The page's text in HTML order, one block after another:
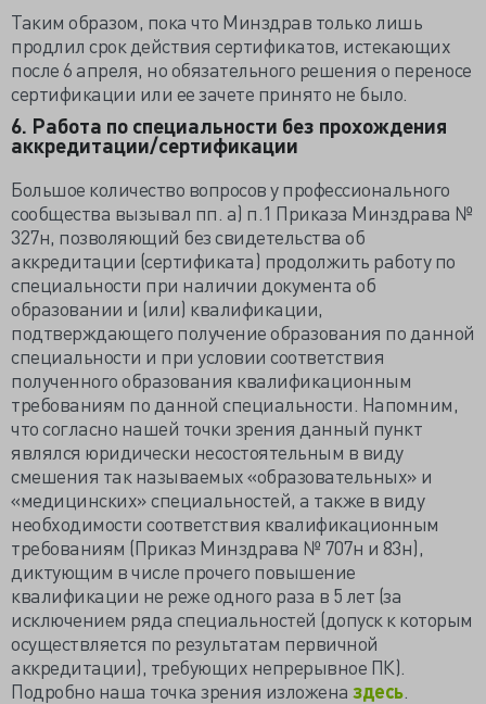
Таким образом, пока что Минздрав только лишь
продлил срок действия сертификатов, истекающих
после 6 апреля, но обязательного решения о переносе
сертификации или ее зачете принято не было.
6. Работа по специальности без прохождения
аккредитации/сертификации
Большое количество вопросов у профессионального
сообщества вызывал пп. а) п.1 Приказа Минздрава №
327н, позволяющий без свидетельства об
аккредитации (сертификата) продолжить работу по
специальности при наличии документа об
образовании и (или) квалификации,
подтверждающего получение образования по данной
специальности и при условии соответствия
полученного образования квалификационным
требованиям по данной специальности. Напомним,
что согласно нашей точки зрения данный пункт
являлся юридически несостоятельным в виду
смешения так называемых «образовательных» и
«медицинских» специальностей, а также в виду
необходимости соответствия квалификационным
требованиям (Приказ Минздрава № 707н и 83н),
диктующим в числе прочего повышение
квалификации не реже одного раза в 5 лет (за
исключением ряда специальностей (допуск к которым
осуществляется по результатам первичной
аккредитации), требующих непрерывное ПК).
Подробно наша точка зрения изложена здесь.